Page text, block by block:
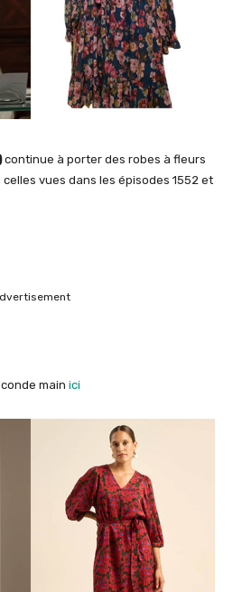
continue à porter des robes à fleurs
celles vues dans les épisodes 1552 et
main ici